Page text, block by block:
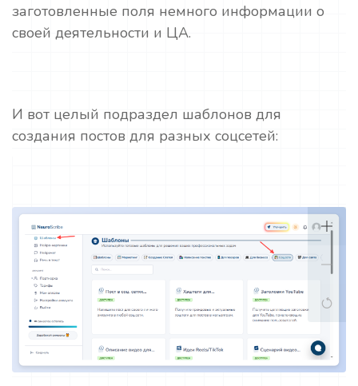
заготовленные поля немного информации о
своей деятельности и ЦА.
И вот целый подраздел шаблонов для
создания постов для разных соцсетей: